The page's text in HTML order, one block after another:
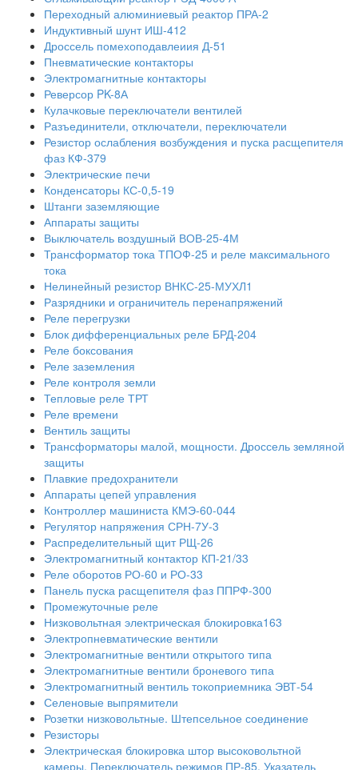
Переходный алюминиевый реактор ПРА-2
Индуктивный шунт ИШ-412
Дроссель помехоподавлеиия Д-51
Пневматические контакторы
Электромагнитные контакторы
Реверсор PK-8А
Кулачковые переключатели вентилей
Разъединители, отключатели, переключатели
Резистор ослабления возбуждения и пуска расщепителя
фаз КФ-379
Электрические печи
Конденсаторы КС-0,5-19
Штанги заземляющие
Аппараты защиты
Выключатель воздушный ВОВ-25-4М
Трансформатор тока ТПОФ-25 и реле максимального
тока
Нелинейный резистор ВНКС-25-МУХЛ1
Разрядники и ограничитель перенапряжений
Реле перегрузки
Блок дифференциальных реле БРД-204
Реле боксования
Реле заземления
Реле контроля земли
Тепловые реле ТРТ
Реле времени
Вентиль защиты
Трансформаторы малой, мощности. Дроссель земляной
защиты
Плавкие предохранители
Аппараты цепей управления
Контроллер машиниста КМЭ-60-044
Регулятор напряжения СРН-7У-3
Распределительный щит РЩ-26
Электромагнитный контактор КП-21/33
Реле оборотов РО-60 и РО-33
Панель пуска расщепителя фаз ППРФ-300
Промежуточные реле
Низковольтная электрическая блокировка163
Электропневматические вентили
Электромагнитные вентили открытого типа
Электромагнитные вентили броневого типа
Электромагнитный вентиль токоприемника ЭВТ-54
Селеновые выпрямители
Розетки низковольтные. Штепсельное соединение
Резисторы
Электрическая блокировка штор высоковольтной
камеры. Переключатель режимов ПР-85. Указатель